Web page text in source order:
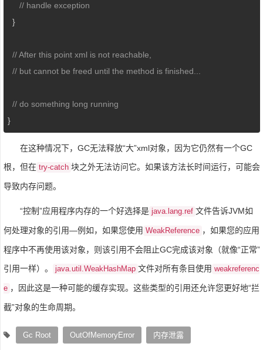
// handle exception
  }
// After this point xml is not reachable,
// but cannot be freed until the method is finished...
// do something long running
}
在这种情况下，GC无法释放“大”xml对象，因为它仍然有一个GC
根，但在 try-catch 块之外无法访问它。如果该方法长时间运行，可能会
导致内存问题。
“控制”应用程序内存的一个好选择是 java.lang.ref 文件告诉JVM如
何处理对象的引用—例如，如果您使用 WeakReference ，如果您的应用
程序中不再使用该对象，则该引用不会阻止GC完成该对象（就像“正常”
引用一样）。
java.util.WeakHashMap 文件对所有条目使用 weakreferenc
e ，因此这是一种可能的缓存实现。这些类型的引用还允许您更好地“拦
截”对象的生命周期。
Gc Root OutOfMemoryError 内存泄露